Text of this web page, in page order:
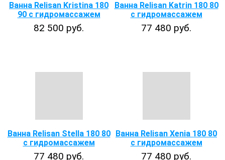
Ванна Relisan Kristina 180
90 с гидромассажем
82 500 руб.
Ванна Relisan Katrin 180 80
с гидромассажем
77 480 руб.
Ванна Relisan Stella 180 80
с гидромассажем
77 480 руб.
Ванна Relisan Xenia 180 80
с гидромассажем
77 480 руб.